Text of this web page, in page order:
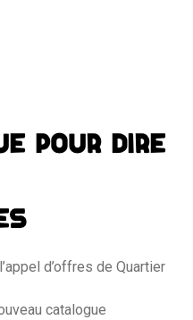
POUR DIRE
d’offres de Quartier
catalogue